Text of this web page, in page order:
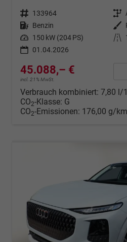
Fahrzeugnr. 133964 Getriebe
Kraftstoff Benzin Außenfarbe
Leistung 150 kW (204 PS) Kilometerstand
01.04.2026
45.088,– €
incl. 21% MwSt.
Verbrauch kombiniert: 7,80 l/
CO2-Klasse: G
CO2-Emissionen: 176,00 g/km